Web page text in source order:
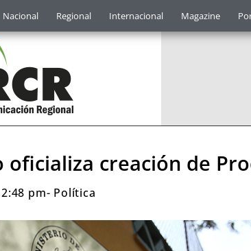
Nacional Regional Internacional Magazine
oficializa creación de
2:48 pm- Política